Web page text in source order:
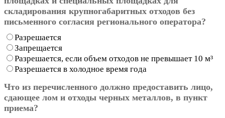
складирования крупногабаритных отходов без
письменного согласия регионального оператора?
Разрешается
Запрещается
Разрешается, если объем отходов не превышает 10 м³
Разрешается в холодное время года
Что из перечисленного должно предоставить лицо,
сдающее лом и отходы черных металлов, в пункт
приема?